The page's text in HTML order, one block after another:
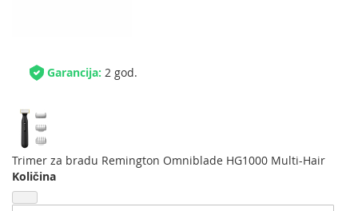
Garancija: 2 god.
Trimer za bradu Remington Omniblade HG1000 Multi-Hair
Količina